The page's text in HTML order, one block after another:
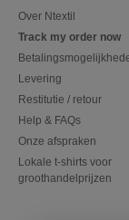
Over Ntextil
Track my order now
Levering
Restitutie / retour
Help & FAQs
Onze afspraken
Lokale t-shirts voor
groothandelprijzen